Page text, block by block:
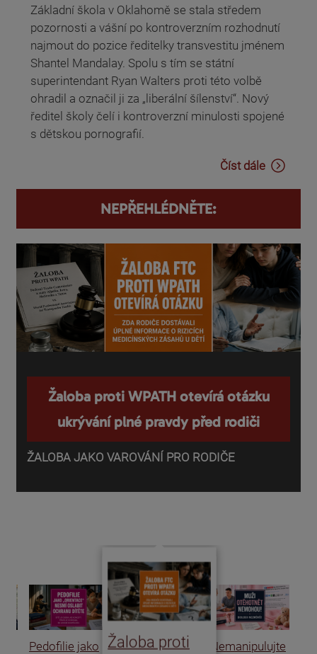
Základní škola v Oklahomě se stala středem
pozornosti a vášní po kontroverzním rozhodnutí
najmout do pozice ředitelky transvestitu jménem
Shantel Mandalay. Spolu s tím se státní
superintendant Ryan Walters proti této volbě
ohradil a označil ji za „liberální šílenství“. Nový
ředitel školy čelí i kontroverzní minulosti spojené
s dětskou pornografií.
Číst dále
NEPŘEHLÉDNĚTE:
Žaloba proti WPATH otevírá otázku
ukrývání plné pravdy před rodiči
ŽALOBA JAKO VAROVÁNÍ PRO RODIČE
Pedofilie jako
Žaloba proti
Nemanipulujte